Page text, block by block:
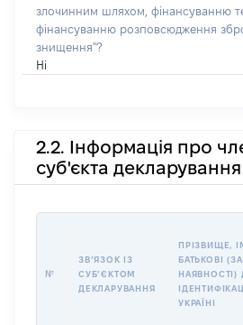
злочинним шляхом, фінансуванню
фінансуванню розповсюдження
знищення"?
Ні
2.2. Інформація про
суб'єкта декларування
№
ЗВʼЯЗОК ІЗ
СУБʼЄКТОМ
ДЕКЛАРУВАННЯ
ПРІЗВИЩЕ,
БАТЬКОВІ (ЗА
НАЯВНОСТІ)
УКРАЇНІ